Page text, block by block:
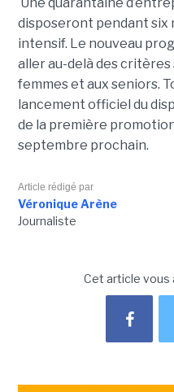
Une qua­ran­taine
disposeront pen­dant six
inten­sif. Le nouveau
aller au-delà des critères
femmes et aux seniors.
lancement officiel du
de la première
septembre prochain.
Article rédigé par
Véronique Arène
Journaliste
Cet article vous